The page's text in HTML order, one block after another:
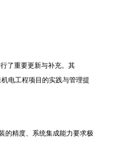
了重要更新与补充。其
电工程项目的实践与管理提
的精度、系统集成能力要求极